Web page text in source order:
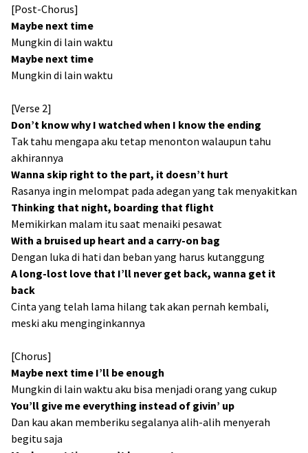
[Post-Chorus]
Maybe nеxt time
Mungkin di lain waktu
Maybe next time
Mungkin di lain waktu
[Verse 2]
Don’t know why I watched when I know the ending
Tak tahu mengapa aku tetap menonton walaupun tahu
akhirannya
Wanna skip right to the part, it doesn’t hurt
Rasanya ingin melompat pada adegan yang tak menyakitkan
Thinking that night, boarding that flight
Memikirkan malam itu saat menaiki pesawat
With a bruised up heart and a carry-on bag
Dengan luka di hati dan beban yang harus kutanggung
A long-lost love that I’ll never get back, wanna get it
back
Cinta yang telah lama hilang tak akan pernah kembali,
meski aku menginginkannya
[Chorus]
Maybe next time I’ll be enough
Mungkin di lain waktu aku bisa menjadi orang yang cukup
You’ll give me everything instead of givin’ up
Dan kau akan memberiku segalanya alih-alih menyerah
begitu saja